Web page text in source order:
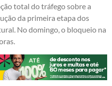
total do tráfego sobre a
da primeira etapa dos
No domingo, o bloqueio na